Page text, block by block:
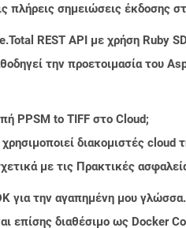
πλήρεις σημειώσεις έκδοσης
REST API με χρήση Ruby
την προετοιμασία του
PPSM to TIFF στο Cloud;
διακομιστές
με τις Πρακτικές
για την αγαπημένη μου
επίσης διαθέσιμο ως Docker